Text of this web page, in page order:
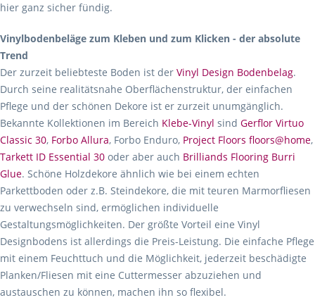
hier ganz sicher fündig.
Vinylbodenbeläge zum Kleben und zum Klicken - der absolute
Trend
Der zurzeit beliebteste Boden ist der Vinyl Design Bodenbelag.
Durch seine realitätsnahe Oberflächenstruktur, der einfachen
Pflege und der schönen Dekore ist er zurzeit unumgänglich.
Bekannte Kollektionen im Bereich Klebe-Vinyl sind Gerflor Virtuo
Classic 30, Forbo Allura, Forbo Enduro, Project Floors floors@home,
Tarkett ID Essential 30 oder aber auch Brilliands Flooring Burri
Glue. Schöne Holzdekore ähnlich wie bei einem echten
Parkettboden oder z.B. Steindekore, die mit teuren Marmorfliesen
zu verwechseln sind, ermöglichen individuelle
Gestaltungsmöglichkeiten. Der größte Vorteil eine Vinyl
Designbodens ist allerdings die Preis-Leistung. Die einfache Pflege
mit einem Feuchttuch und die Möglichkeit, jederzeit beschädigte
Planken/Fliesen mit eine Cuttermesser abzuziehen und
austauschen zu können, machen ihn so flexibel.